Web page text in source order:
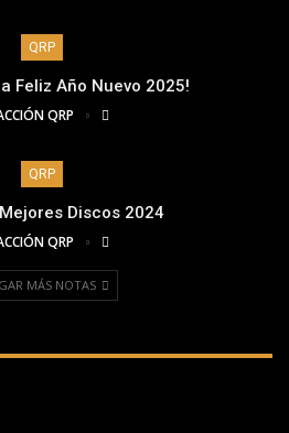
QRP
Feliz Año Nuevo 2025!
QRP
QRP
Discos 2024
QRP
MÁS NOTAS